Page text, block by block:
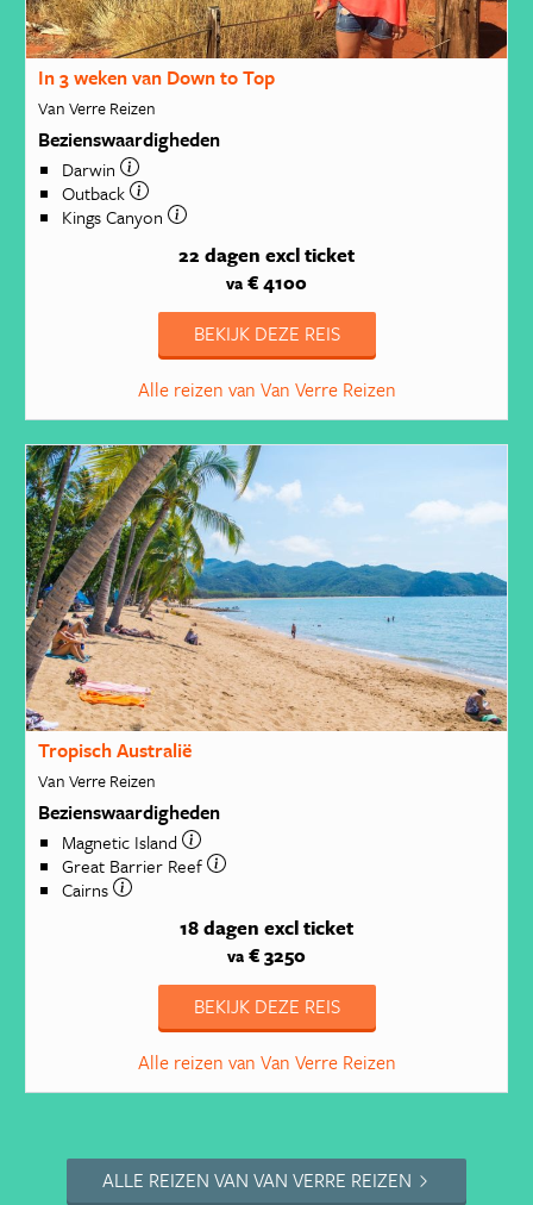
In 3 weken van Down to Top
Van Verre Reizen
Bezienswaardigheden
Darwin
Outback
Kings Canyon
22 dagen excl ticket
va € 4100
BEKIJK DEZE REIS
Alle reizen van Van Verre Reizen
Tropisch Australië
Van Verre Reizen
Bezienswaardigheden
Magnetic Island
Great Barrier Reef
Cairns
18 dagen excl ticket
va € 3250
BEKIJK DEZE REIS
Alle reizen van Van Verre Reizen
ALLE REIZEN VAN VAN VERRE REIZEN